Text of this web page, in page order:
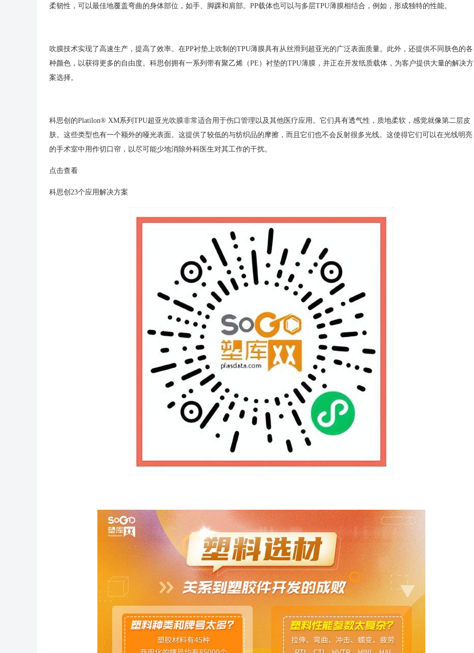
柔韧性，可以最佳地覆盖弯曲的身体部位，如手、脚踝和肩部。PP载体也可以与多层TPU薄膜相结合，例如，形成独特的性能。
吹膜技术实现了高速生产，提高了效率。在PP衬垫上吹制的TPU薄膜具有从丝滑到超亚光的广泛表面质量。此外，还提供不同肤色的各
种颜色，以获得更多的自由度。科思创拥有一系列带有聚乙烯（PE）衬垫的TPU薄膜，并正在开发纸质载体，为客户提供大量的解决方
案选择。
科思创的Platilon® XM系列TPU超亚光吹膜非常适合用于伤口管理以及其他医疗应用。它们具有透气性，质地柔软，感觉就像第二层皮
肤。这些类型也有一个额外的哑光表面。这提供了较低的与纺织品的摩擦，而且它们也不会反射很多光线。这使得它们可以在光线明亮
的手术室中用作切口帘，以尽可能少地消除外科医生对其工作的干扰。
点击查看
科思创23个应用解决方案